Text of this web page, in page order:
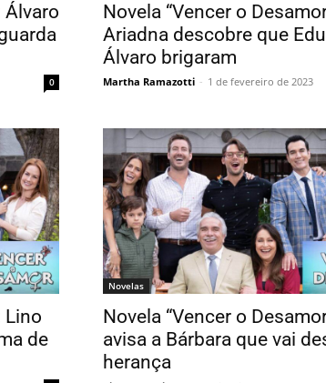
Álvaro
0
Novela “Vencer o
Ariadna descobre que
Álvaro brigaram
Martha Ramazotti - 1 de fevereiro de 2023
Lino
de
Novelas
Novela “Vencer o
avisa a Bárbara que vai
herança